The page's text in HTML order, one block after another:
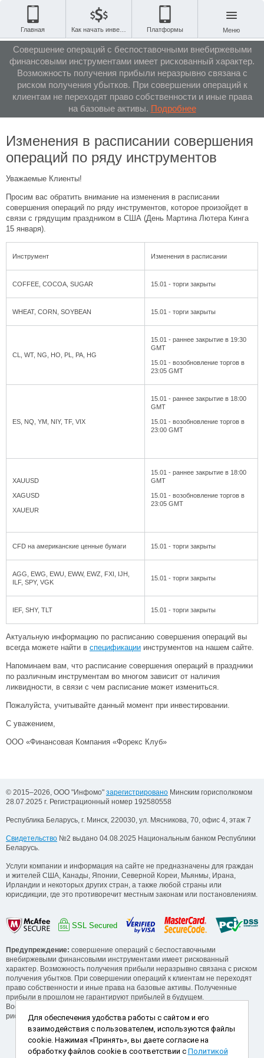
Совершение операций с беспоставочными внебиржевыми
финансовыми инструментами имеет рискованный характер.
Возможность получения прибыли неразрывно связана с
риском получения убытков. При совершении операций к
клиентам не переходят право собственности и иные права
на базовые активы. Подробнее
Главная Платформы Меню
Изменения в расписании совершения
операций по ряду инструментов
Уважаемые Клиенты!
Просим вас обратить внимание на изменения в расписании
совершения операций по ряду инструментов, которое произойдет в
связи с грядущим праздником в США (День Мартина Лютера Кинга
15 января).
Инструмент Изменения в расписании
COFFEE, COCOA, SUGAR 15.01 - торги закрыты
WHEAT, CORN, SOYBEAN 15.01 - торги закрыты
CL, WT, NG, HO, PL, PA, HG
15.01 - раннее закрытие в 19:30
GMT
15.01 - возобновление торгов в
23:05 GMT
ES, NQ, YM, NIY, TF, VIX
15.01 - раннее закрытие в 18:00
GMT
15.01 - возобновление торгов в
23:00 GMT
XAUUSD
XAGUSD
XAUEUR
15.01 - раннее закрытие в 18:00
GMT
15.01 - возобновление торгов в
23:05 GMT
CFD на американские ценные бумаги 15.01 - торги закрыты
AGG, EWG, EWU, EWW, EWZ, FXI, IJH,
ILF, SPY, VGK
15.01 - торги закрыты
IEF, SHY, TLT 15.01 - торги закрыты
Актуальную информацию по расписанию совершения операций вы
всегда можете найти в спецификации инструментов на нашем сайте.
Напоминаем вам, что расписание совершения операций в праздники
по различным инструментам во многом зависит от наличия
ликвидности, в связи с чем расписание может измениться.
Пожалуйста, учитывайте данный момент при инвестировании.
С уважением,
ООО «Финансовая Компания «Форекс Клуб»
© 2015–2026, ООО "Инфомо" зарегистрировано Минским горисполкомом
28.07.2025 г. Регистрационный номер 192580558
Республика Беларусь, г. Минск, 220030, ул. Мясникова, 70, офис 4, этаж 7
Свидетельство №2 выдано 04.08.2025 Национальным банком Республики
Беларусь.
Услуги компании и информация на сайте не предназначены для граждан
и жителей США, Канады, Японии, Северной Кореи, Мьянмы, Ирана,
Ирландии и некоторых других стран, а также любой страны или
юрисдикции, где это противоречит местным законам или постановлениям.
SSL Secured
Предупреждение: совершение операций с беспоставочными
внебиржевыми финансовыми инструментами имеет рискованный
характер. Возможность получения прибыли неразрывно связана с риском
получения убытков. При совершении операций к клиентам не переходят
право собственности и иные права на базовые активы. Полученные
прибыли в прошлом не гарантируют прибылей в будущем.
Воспользуйтесь обучающими сервисами от компании для понимания
рисков, прежде, чем начинать операции.
Способы пополнения и снятия
Для обеспечения удобства работы с сайтом и его
взаимодействия с пользователем, используются файлы
cookie. Нажимая «Принять», вы даете согласие на
обработку файлов cookie в соответствии с Политикой